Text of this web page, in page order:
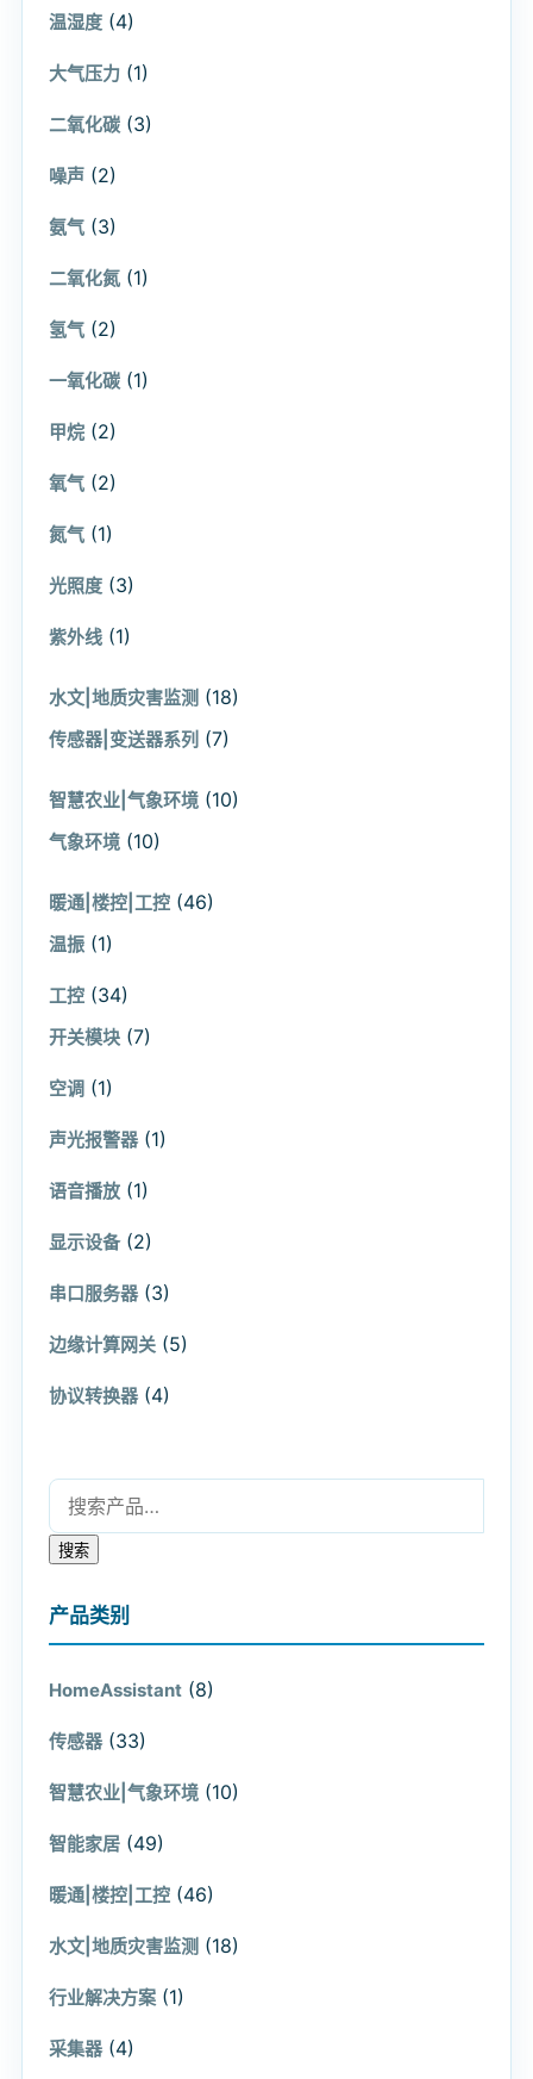
温湿度 (4)
大气压力 (1)
二氧化碳 (3)
噪声 (2)
氨气 (3)
二氧化氮 (1)
氢气 (2)
一氧化碳 (1)
甲烷 (2)
氧气 (2)
氮气 (1)
光照度 (3)
紫外线 (1)
水文|地质灾害监测 (18)
传感器|变送器系列 (7)
智慧农业|气象环境 (10)
气象环境 (10)
暖通|楼控|工控 (46)
温振 (1)
工控 (34)
开关模块 (7)
空调 (1)
声光报警器 (1)
语音播放 (1)
显示设备 (2)
串口服务器 (3)
边缘计算网关 (5)
协议转换器 (4)
搜索：
搜索
产品类别
HomeAssistant (8)
传感器 (33)
智慧农业|气象环境 (10)
智能家居 (49)
暖通|楼控|工控 (46)
水文|地质灾害监测 (18)
行业解决方案 (1)
采集器 (4)